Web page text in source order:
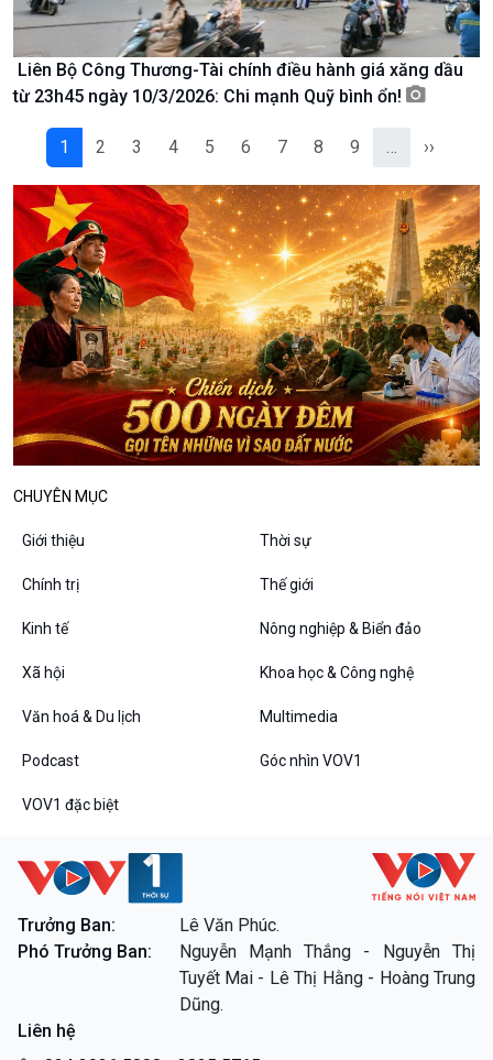
Podcast
Góc nhìn VOV1
Bình luận
10 phút Sự kiện - Luận bàn
Dòng chảy sự kiện
Đối thoại
Diễn đàn chủ nhật
Chuyện đêm
VOV1 đặc biệt
Chân dung cuộc sống
Liên Bộ Công Thương-Tài chính điều hành giá xăng dầu
từ 23h45 ngày 10/3/2026: Chi mạnh Quỹ bình ổn!
1 2 3 4 5 6 7 8 9 ››
CHUYÊN MỤC
Giới thiệu Thời sự
Chính trị Thế giới
Kinh tế Nông nghiệp & Biển đảo
Xã hội Khoa học & Công nghệ
Văn hoá & Du lịch Multimedia
Podcast Góc nhìn VOV1
VOV1 đặc biệt
Trưởng Ban:
Lê Văn Phúc.
Phó Trưởng Ban:
Nguyễn Mạnh Thắng - Nguyễn Thị
Tuyết Mai - Lê Thị Hằng - Hoàng Trung
Dũng.
Liên hệ